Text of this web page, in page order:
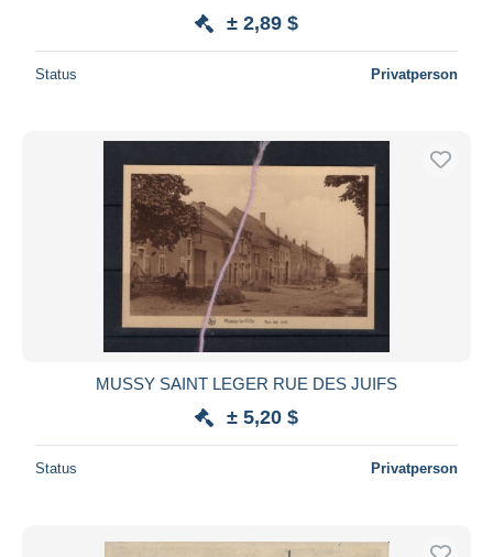
± 2,89 $
Status Privatperson
MUSSY SAINT LEGER RUE DES JUIFS
± 5,20 $
Status Privatperson